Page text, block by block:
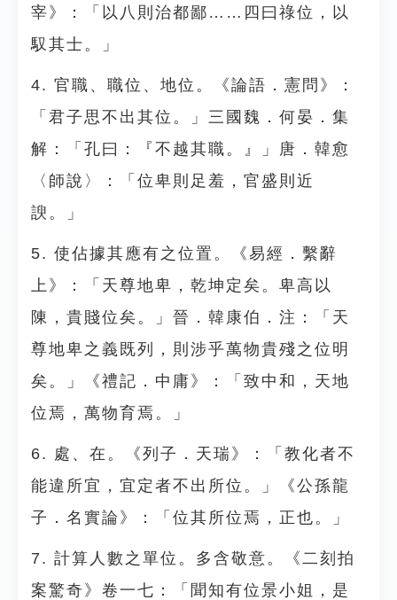
宰》：「以八則治都鄙……四曰祿位，以
馭其士。」
4. 官職、職位、地位。《論語．憲問》：
「君子思不出其位。」三國魏．何晏．集
解：「孔曰：『不越其職。』」唐．韓愈
〈師說〉：「位卑則足羞，官盛則近
諛。」
5. 使佔據其應有之位置。《易經．繫辭
上》：「天尊地卑，乾坤定矣。卑高以
陳，貴賤位矣。」晉．韓康伯．注：「天
尊地卑之義既列，則涉乎萬物貴殘之位明
矣。」《禮記．中庸》：「致中和，天地
位焉，萬物育焉。」
6. 處、在。《列子．天瑞》：「教化者不
能違所宜，宜定者不出所位。」《公孫龍
子．名實論》：「位其所位焉，正也。」
7. 計算人數之單位。多含敬意。《二刻拍
案驚奇》卷一七：「聞知有位景小姐，是